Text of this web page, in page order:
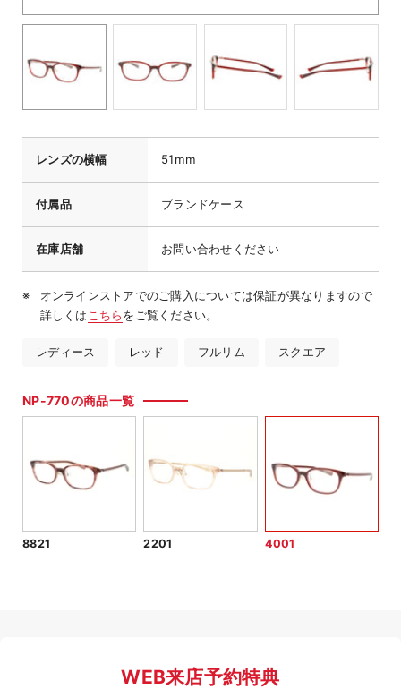
レンズの横幅 51mm
付属品 ブランドケース
在庫店舗 お問い合わせください
オンラインストアでのご購入については保証が異なりますので
詳しくは こちらをご覧ください。
レディース レッド フルリム スクエア
NP-770の商品一覧
8821 2201 4001
WEB来店予約特典